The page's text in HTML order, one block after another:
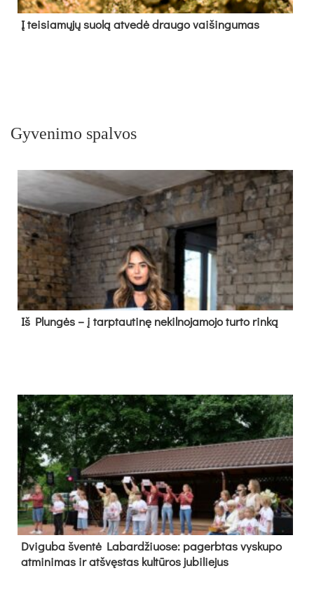
Į tei­sia­mų­jų suo­lą at­ve­dė drau­go vai­šin­gu­mas
Gyvenimo spalvos
Iš Plungės – į tarptautinę nekilnojamojo turto rinką
Dvi­gu­ba šven­tė La­bar­džiuo­se: pa­gerb­tas vys­ku­po
at­mi­ni­mas ir at­švęs­tas kul­tū­ros ju­bi­lie­jus